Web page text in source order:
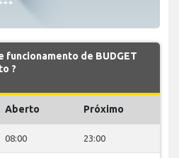
funcionamento de BUDGET
?
Aberto Próximo
08:00 23:00